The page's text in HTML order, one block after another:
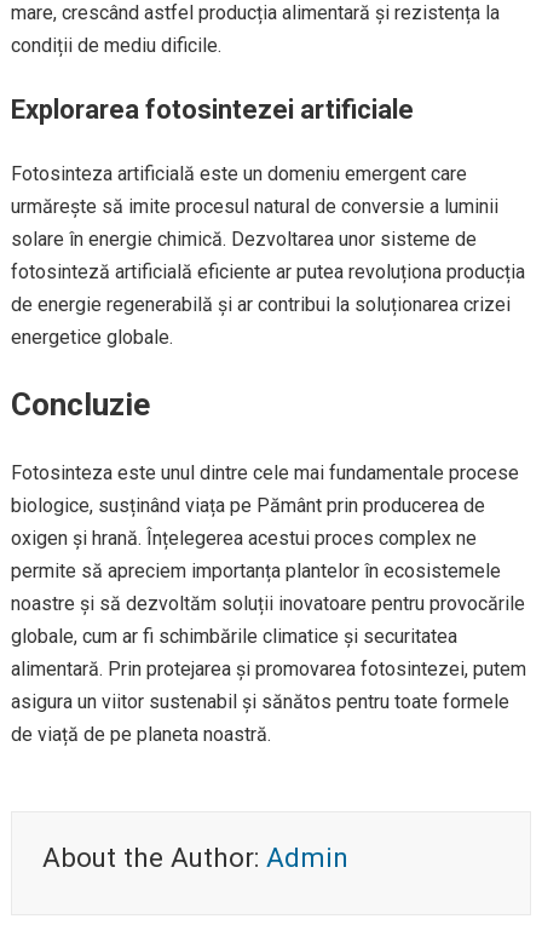
mare, crescând astfel producția alimentară și rezistența la
condiții de mediu dificile.
Explorarea fotosintezei artificiale
Fotosinteza artificială este un domeniu emergent care
urmărește să imite procesul natural de conversie a luminii
solare în energie chimică. Dezvoltarea unor sisteme de
fotosinteză artificială eficiente ar putea revoluționa producția
de energie regenerabilă și ar contribui la soluționarea crizei
energetice globale.
Concluzie
Fotosinteza este unul dintre cele mai fundamentale procese
biologice, susținând viața pe Pământ prin producerea de
oxigen și hrană. Înțelegerea acestui proces complex ne
permite să apreciem importanța plantelor în ecosistemele
noastre și să dezvoltăm soluții inovatoare pentru provocările
globale, cum ar fi schimbările climatice și securitatea
alimentară. Prin protejarea și promovarea fotosintezei, putem
asigura un viitor sustenabil și sănătos pentru toate formele
de viață de pe planeta noastră.
About the Author: Admin